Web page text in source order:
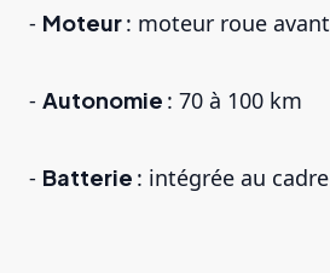
- Moteur: moteur roue avant
- Autonomie : 70 à 100 km
- Batterie : intégrée au cadre